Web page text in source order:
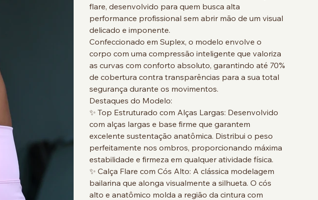
flare, desenvolvido para quem busca alta
performance profissional sem abrir mão de um visual
delicado e imponente.
Confeccionado em Suplex, o modelo envolve o
corpo com uma compressão inteligente que valoriza
as curvas com conforto absoluto, garantindo até 70%
de cobertura contra transparências para a sua total
segurança durante os movimentos.
Destaques do Modelo:
✨ Top Estruturado com Alças Largas: Desenvolvido
com alças largas e base firme que garantem
excelente sustentação anatômica. Distribui o peso
perfeitamente nos ombros, proporcionando máxima
estabilidade e firmeza em qualquer atividade física.
✨ Calça Flare com Cós Alto: A clássica modelagem
bailarina que alonga visualmente a silhueta. O cós
alto e anatômico molda a região da cintura com